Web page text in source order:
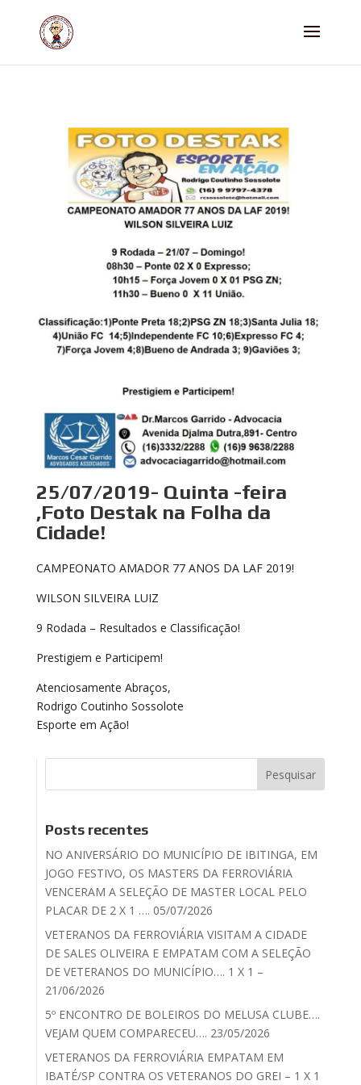
25/07/2019- Quinta -feira
,Foto Destak na Folha da
Cidade!
CAMPEONATO AMADOR 77 ANOS DA LAF 2019!
WILSON SILVEIRA LUIZ
9 Rodada – Resultados e Classificação!
Prestigiem e Participem!
Atenciosamente Abraços,
Rodrigo Coutinho Sossolote
Esporte em Ação!
Posts recentes
NO ANIVERSÁRIO DO MUNICÍPIO DE IBITINGA, EM
JOGO FESTIVO, OS MASTERS DA FERROVIÁRIA
VENCERAM A SELEÇÃO DE MASTER LOCAL PELO
PLACAR DE 2 X 1 …. 05/07/2026
VETERANOS DA FERROVIÁRIA VISITAM A CIDADE
DE SALES OLIVEIRA E EMPATAM COM A SELEÇÃO
DE VETERANOS DO MUNICÍPIO…. 1 X 1 –
21/06/2026
5º ENCONTRO DE BOLEIROS DO MELUSA CLUBE….
VEJAM QUEM COMPARECEU…. 23/05/2026
VETERANOS DA FERROVIÁRIA EMPATAM EM
IBATÉ/SP CONTRA OS VETERANOS DO GREI – 1 X 1